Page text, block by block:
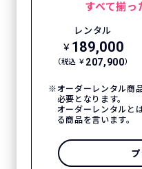
すべて揃っ
レンタル
￥ 189,000
（税込 ￥ 207,900）
オーダーレンタル商
必要となります。
オーダーレンタルと
る商品を言います。